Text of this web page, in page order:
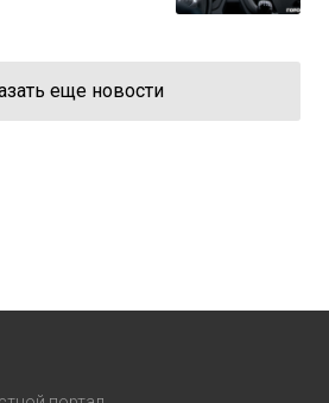
еще новости